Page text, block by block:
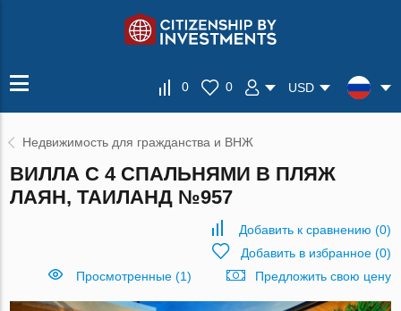
0 0 USD
Недвижимость для гражданства и ВНЖ
ВИЛЛА С 4 СПАЛЬНЯМИ В ПЛЯЖ
ЛАЯН, ТАИЛАНД №957
Добавить к сравнению (0)
Добавить в избранное(0)
Просмотренные (1)
Предложить свою цену